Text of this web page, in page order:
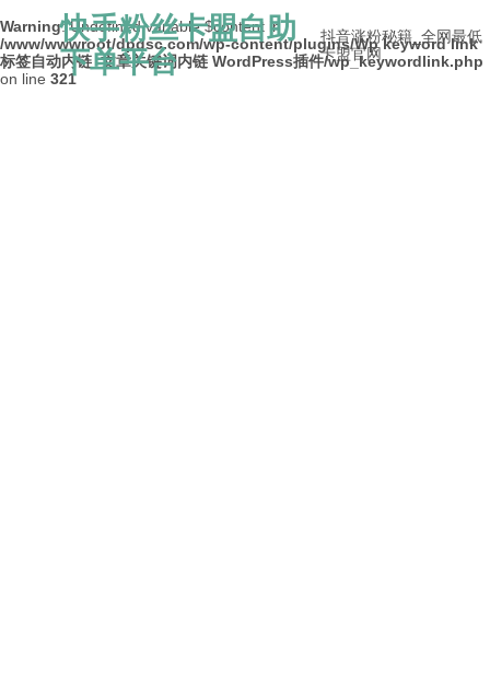
Warning: Undefined variable $content in
/www/wwwroot/dpdsc.com/wp-content/plugins/Wp keyword link
标签自动内链_文章关键词内链 WordPress插件/wp_keywordlink.php
on line 321
快手粉丝卡盟自助
下单平台
抖音涨粉秘籍_全网最低
卡盟官网